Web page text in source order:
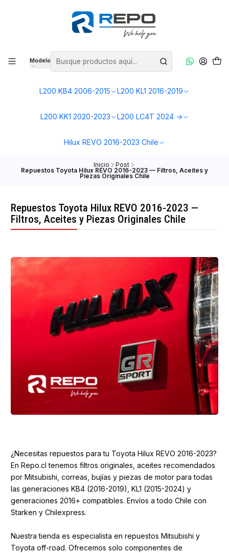
Modelo
L200 KB4 2006-2015 L200 KL1 2016-2019
L200 KK1 2020-2023 L200 LC4T 2024 ->
Hilux REVO 2016-2023 Chile
Inicio Post
Repuestos Toyota Hilux REVO 2016-2023 — Filtros, Aceites y
Piezas Originales Chile
Repuestos Toyota Hilux REVO 2016-2023 —
Filtros, Aceites y Piezas Originales Chile
¿Necesitas repuestos para tu Toyota Hilux REVO 2016-2023?
En Repo.cl tenemos filtros originales, aceites recomendados
por Mitsubishi, correas, bujías y piezas de motor para todas
las generaciones KB4 (2016-2019), KL1 (2015-2024) y
generaciones 2016+ compatibles. Envíos a todo Chile con
Starken y Chilexpress.
Nuestra tienda es especialista en repuestos Mitsubishi y
Toyota off-road. Ofrecemos solo componentes de